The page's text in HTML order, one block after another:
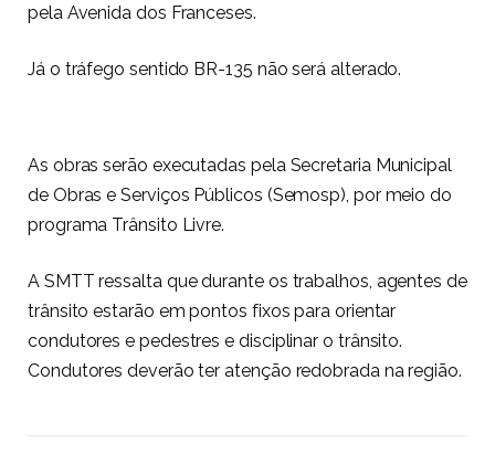
pela Avenida dos Franceses.
Já o tráfego sentido BR-135 não será alterado.
As obras serão executadas pela Secretaria Municipal
de Obras e Serviços Públicos (Semosp), por meio do
programa Trânsito Livre.
A SMTT ressalta que durante os trabalhos, agentes de
trânsito estarão em pontos fixos para orientar
condutores e pedestres e disciplinar o trânsito.
Condutores deverão ter atenção redobrada na região.